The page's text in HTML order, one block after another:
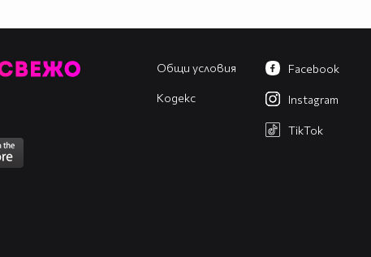
Общи условия
Кодекс
Facebook
Instagram
TikTok